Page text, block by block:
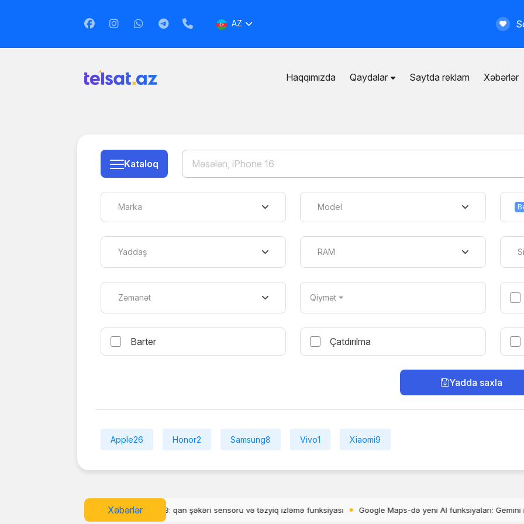
AZ
Haqqımızda Qaydalar
Məxfilik siyasəti
Saytda reklam Xəbərlər
Kataloq
Marka Model
Yaddaş RAM
Zəmanət Qiymət
Barter Çatdırılma
Yadda saxla
Apple26 Honor2 Samsung8 Vivo1 Xiaomi9
Xəbərlər
qan şəkəri sensoru və təzyiq izləmə funksiyası Google Maps-də yeni AI funksiyaları: Gemini ilə Ask Maps necə işləyir? Disney+